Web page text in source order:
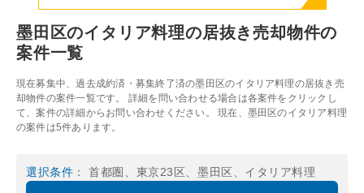
墨田区のイタリア料理の居抜き売却物件の
案件一覧
現在募集中、過去成約済・募集終了済の墨田区のイタリア料理の居抜き売
却物件の案件一覧です。 詳細を問い合わせる場合は各案件をクリックし
て、案件の詳細からお問い合わせください。 現在、墨田区のイタリア料理
の案件は5件あります。
選択条件 ： 首都圏、東京23区、墨田区、イタリア料理